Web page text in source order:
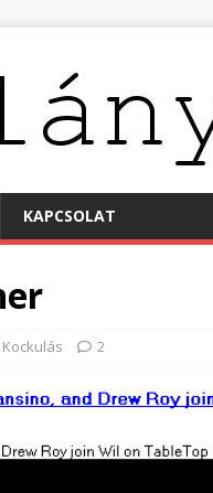
KAPCSOLAT
Kockulás 2